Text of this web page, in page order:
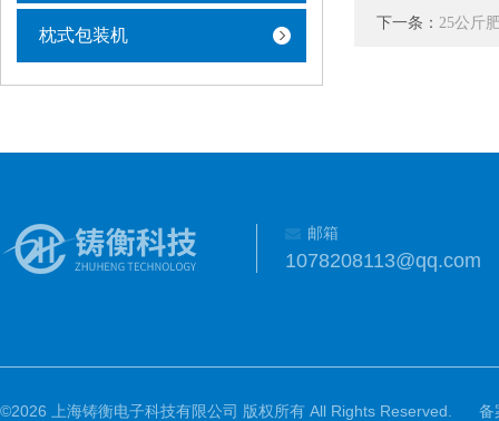
枕式包装机
下一条： 25公斤
邮箱
1078208113@qq.com
©2026 上海铸衡电子科技有限公司 版权所有 All Rights Reserved.
备